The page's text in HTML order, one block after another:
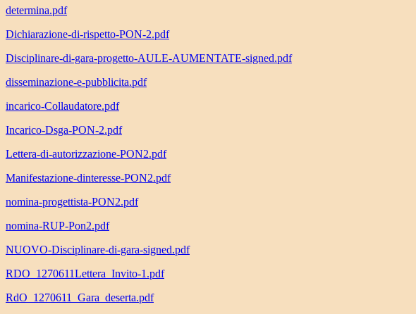
determina.pdf
Dichiarazione-di-rispetto-PON-2.pdf
Disciplinare-di-gara-progetto-AULE-AUMENTATE-signed.pdf
disseminazione-e-pubblicita.pdf
incarico-Collaudatore.pdf
Incarico-Dsga-PON-2.pdf
Lettera-di-autorizzazione-PON2.pdf
Manifestazione-dinteresse-PON2.pdf
nomina-progettista-PON2.pdf
nomina-RUP-Pon2.pdf
NUOVO-Disciplinare-di-gara-signed.pdf
RDO_1270611Lettera_Invito-1.pdf
RdO_1270611_Gara_deserta.pdf